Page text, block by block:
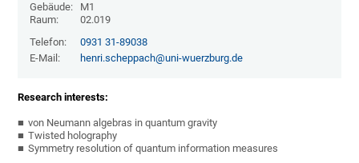
Gebäude:
M1
Raum:
02.019
Telefon:
0931 31-89038
E-Mail:
henri.scheppach@uni-wuerzburg.de
Research interests:
von Neumann algebras in quantum gravity
Twisted holography
Symmetry resolution of quantum information measures